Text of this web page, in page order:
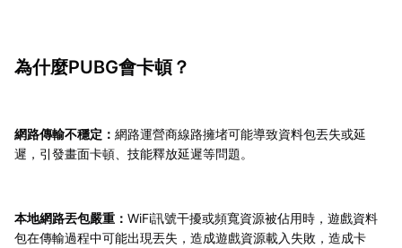
為什麼PUBG會卡頓？
網路傳輸不穩定： 網路運營商線路擁堵可能導致資料包丟失或延
遲，引發畫面卡頓、技能釋放延遲等問題。
本地網路丟包嚴重： WiFi訊號干擾或頻寬資源被佔用時，遊戲資料
包在傳輸過程中可能出現丟失，造成遊戲資源載入失敗，造成卡